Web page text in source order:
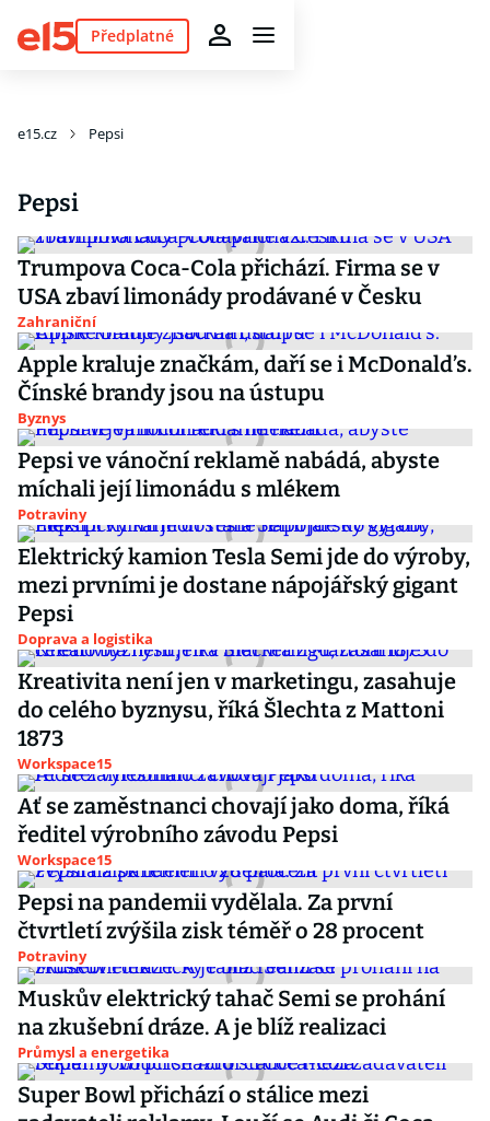
Předplatné
e15.cz Pepsi
Pepsi
Trumpova Coca-Cola přichází. Firma se v
USA zbaví limonády prodávané v Česku
Zahraniční
Apple kraluje značkám, daří se i McDonald’s.
Čínské brandy jsou na ústupu
Byznys
Pepsi ve vánoční reklamě nabádá, abyste
míchali její limonádu s mlékem
Potraviny
Elektrický kamion Tesla Semi jde do výroby,
mezi prvními je dostane nápojářský gigant
Pepsi
Doprava a logistika
Kreativita není jen v marketingu, zasahuje
do celého byznysu, říká Šlechta z Mattoni
1873
Workspace15
Ať se zaměstnanci chovají jako doma, říká
ředitel výrobního závodu Pepsi
Workspace15
Pepsi na pandemii vydělala. Za první
čtvrtletí zvýšila zisk téměř o 28 procent
Potraviny
Muskův elektrický tahač Semi se prohání
na zkušební dráze. A je blíž realizaci
Průmysl a energetika
Super Bowl přichází o stálice mezi